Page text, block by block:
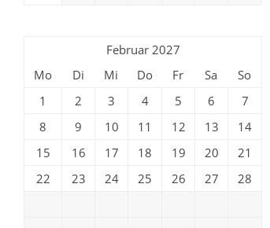
Februar 2027
Mo
Di Mi Do Fr Sa
So
1
2 3 4 5 6
7
8
9 10 11 12 13
14
15
16 17 18 19 20
21
22
23 24 25 26 27 28